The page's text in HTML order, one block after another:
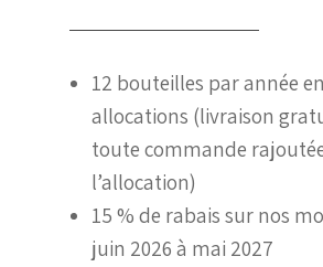
12 bouteilles par année
allocations (​livraison
toute commande
l’allocation)
15 % de rabais sur nos
juin 2026 à mai 2027